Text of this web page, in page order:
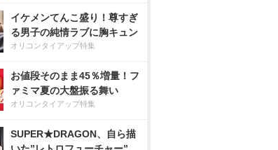
イケメンてんこ盛り！尊すぎ
る男子の純情ラブに胸キュン
オリコンタイアップ特集
お値段そのまま45％増量！フ
ァミマ夏の大盤振る舞い
オリコンタイアップ特集
SUPER★DRAGON、自ら描